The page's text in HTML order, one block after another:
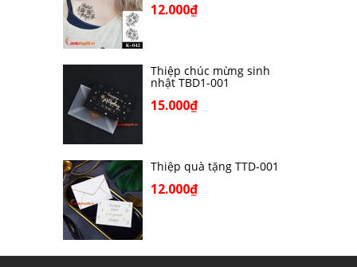
12.000₫
Thiệp chúc mừng sinh
nhật TBD1-001
15.000₫
Thiệp quà tặng TTD-001
12.000₫